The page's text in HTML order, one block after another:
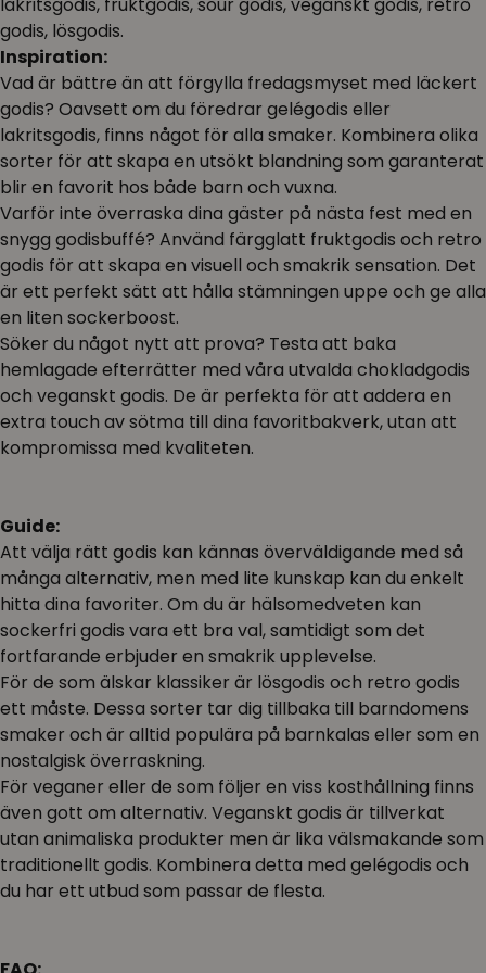
lakritsgodis, fruktgodis, sour godis, veganskt godis, retro
godis, lösgodis.
Inspiration:
Vad är bättre än att förgylla fredagsmyset med läckert
godis? Oavsett om du föredrar gelégodis eller
lakritsgodis, finns något för alla smaker. Kombinera olika
sorter för att skapa en utsökt blandning som garanterat
blir en favorit hos både barn och vuxna.
Varför inte överraska dina gäster på nästa fest med en
snygg godisbuffé? Använd färgglatt fruktgodis och retro
godis för att skapa en visuell och smakrik sensation. Det
är ett perfekt sätt att hålla stämningen uppe och ge alla
en liten sockerboost.
Söker du något nytt att prova? Testa att baka
hemlagade efterrätter med våra utvalda chokladgodis
och veganskt godis. De är perfekta för att addera en
extra touch av sötma till dina favoritbakverk, utan att
kompromissa med kvaliteten.
Guide:
Att välja rätt godis kan kännas överväldigande med så
många alternativ, men med lite kunskap kan du enkelt
hitta dina favoriter. Om du är hälsomedveten kan
sockerfri godis vara ett bra val, samtidigt som det
fortfarande erbjuder en smakrik upplevelse.
För de som älskar klassiker är lösgodis och retro godis
ett måste. Dessa sorter tar dig tillbaka till barndomens
smaker och är alltid populära på barnkalas eller som en
nostalgisk överraskning.
För veganer eller de som följer en viss kosthållning finns
även gott om alternativ. Veganskt godis är tillverkat
utan animaliska produkter men är lika välsmakande som
traditionellt godis. Kombinera detta med gelégodis och
du har ett utbud som passar de flesta.